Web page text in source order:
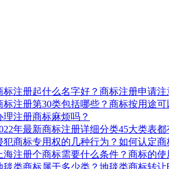
标注册起什么名字好？商标注册申请注
标注册第30类包括哪些？商标按用途可
理注册商标麻烦吗？
年最新商标注册详细分类45大类表都
犯商标专用权的几种行为？如何认定商
海注册个商标需要什么条件？商标的
毯类商标属于多少类？地毯类商标转